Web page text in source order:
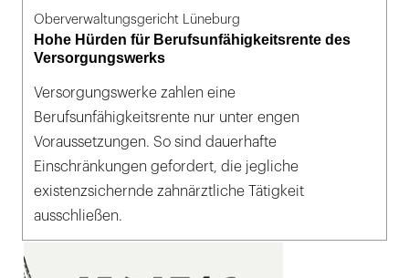
Oberverwaltungsgericht Lüneburg
Hohe Hürden für Berufsunfähigkeitsrente des
Versorgungswerks
Versorgungswerke zahlen eine
Berufsunfähigkeitsrente nur unter engen
Voraussetzungen. So sind dauerhafte
Einschränkungen gefordert, die jegliche
existenzsichernde zahnärztliche Tätigkeit
ausschließen.